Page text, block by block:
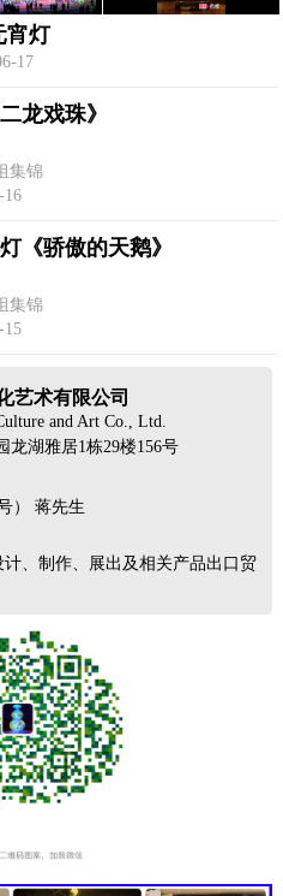
宵灯
17
龙戏珠》
集锦
16
《骄傲的天鹅》
集锦
15
艺术有限公司
and Art Co., Ltd.
龙湖雅居1栋29楼156号
） 蒋先生
、制作、展出及相关产品出口贸